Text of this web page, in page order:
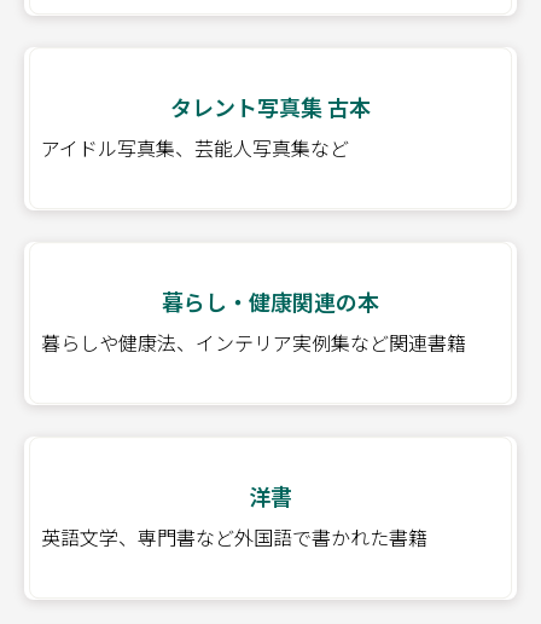
タレント写真集 古本
アイドル写真集、芸能人写真集など
暮らし・健康関連の本
暮らしや健康法、インテリア実例集など関連書籍
洋書
英語文学、専門書など外国語で書かれた書籍